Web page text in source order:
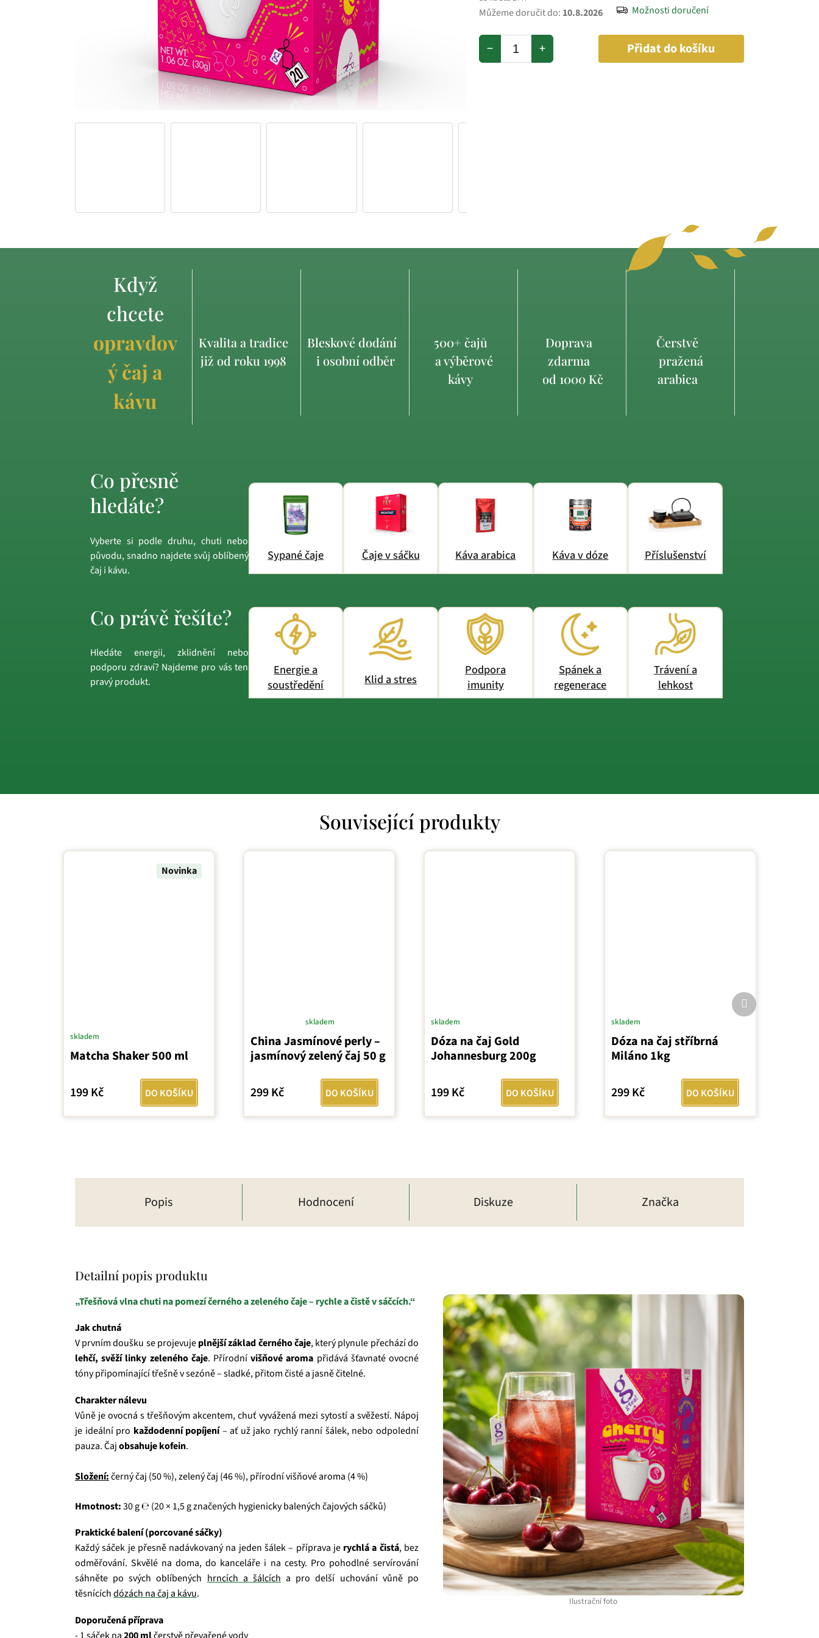
Můžeme doručit do: 10.8.2026 Možnosti doručení
+
− Přidat do košíku
Když
chcete
opravdov
ý čaj a
kávu
Kvalita a tradice
již od roku 1998
Bleskové dodání
i osobní odběr
500+ čajů
a výběrové
kávy
Doprava
zdarma
od 1000 Kč
Čerstvě
pražená
arabica
Co přesně
hledáte?
Vyberte si podle druhu, chuti nebo
původu, snadno najdete svůj oblíbený
čaj i kávu.
Sypané čaje Čaje v sáčku Káva arabica Káva v dóze Příslušenství
Co právě řešíte?
Hledáte energii, zklidnění nebo
podporu zdraví? Najdeme pro vás ten
pravý produkt.
Energie a
soustředění
Klid a stres
Podpora
imunity
Spánek a
regenerace
Trávení a
lehkost
Související produkty
Novinka
Matcha Shaker 500 ml
skladem
199 Kč DO KOŠÍKU
China Jasmínové perly –
jasmínový zelený čaj 50 g
hodnocení
produktu
5,0
5
skladem
299 Kč DO KOŠÍKU
Dóza na čaj Gold
Johannesburg 200g
skladem
199 Kč DO KOŠÍKU
Dóza na čaj stříbrná
Miláno 1kg
skladem
299 Kč DO KOŠÍKU
Další
produkt
Popis Hodnocení Diskuze Značka
Detailní popis produktu
Ilustrační foto
„Třešňová vlna chuti na pomezí černého a zeleného čaje – rychle a čistě v sáčcích.“
Jak chutná
V prvním doušku se projevujeplnější základ černého čaje, který plynule přechází do
lehčí, svěží linky zeleného čaje. Přírodnívišňové aroma přidává šťavnaté ovocné
tóny připomínající třešně v sezóně – sladké, přitom čisté a jasně čitelné.
Charakter nálevu
Vůně je ovocná s třešňovým akcentem, chuť vyvážená mezi sytostí a svěžestí. Nápoj
je ideální pro každodenní popíjení– ať už jako rychlý ranní šálek, nebo odpolední
pauza. Čajobsahuje kofein.
Složení:černý čaj (50 %), zelený čaj (46 %), přírodní višňové aroma (4 %)
Hmotnost:30 g ℮ (20 × 1,5 g značených hygienicky balených čajových sáčků)
Praktické balení (porcované sáčky)
Každý sáček je přesně nadávkovaný na jeden šálek – příprava je rychlá a čistá, bez
odměřování. Skvělé na doma, do kanceláře i na cesty. Pro pohodlné servírování
sáhněte po svých oblíbených hrncích a šálcích a pro delší uchování vůně po
těsnícíchdózách na čaj a kávu.
Doporučená příprava